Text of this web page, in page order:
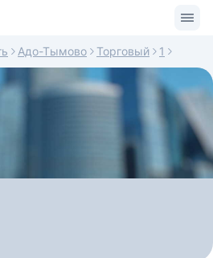
Адо-Тымово Торговый 1